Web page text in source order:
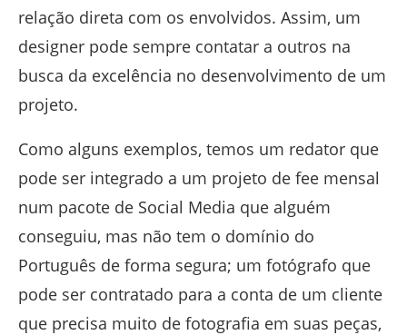
relação direta com os envolvidos. Assim, um
designer pode sempre contatar a outros na
busca da excelência no desenvolvimento de um
projeto.
Como alguns exemplos, temos um redator que
pode ser integrado a um projeto de fee mensal
num pacote de Social Media que alguém
conseguiu, mas não tem o domínio do
Português de forma segura; um fotógrafo que
pode ser contratado para a conta de um cliente
que precisa muito de fotografia em suas peças,